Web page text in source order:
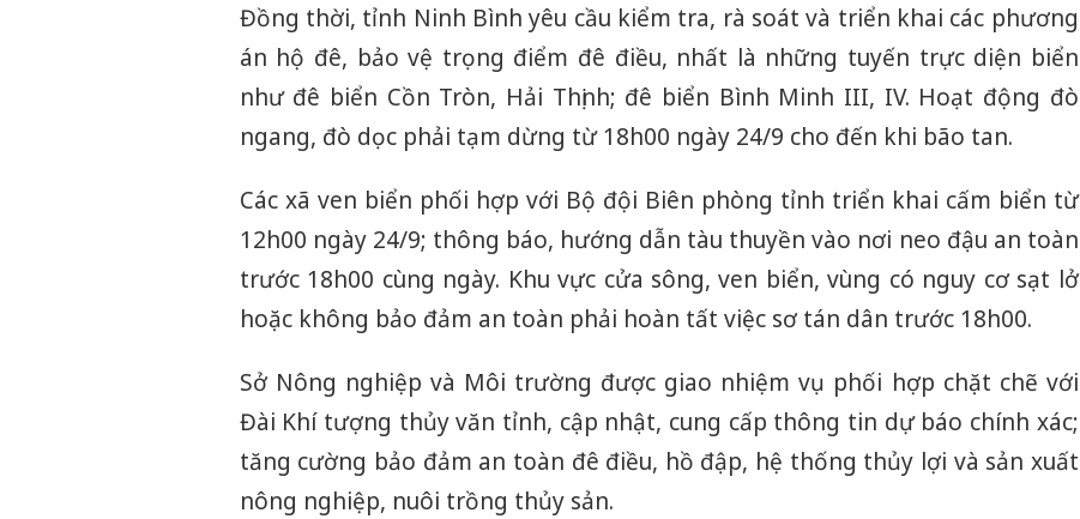
Đồng thời, tỉnh Ninh Bình yêu cầu kiểm tra, rà soát và triển khai các phương
án hộ đê, bảo vệ trọng điểm đê điều, nhất là những tuyến trực diện biển
như đê biển Cồn Tròn, Hải Thịnh; đê biển Bình Minh III, IV. Hoạt động đò
ngang, đò dọc phải tạm dừng từ 18h00 ngày 24/9 cho đến khi bão tan.
Các xã ven biển phối hợp với Bộ đội Biên phòng tỉnh triển khai cấm biển từ
12h00 ngày 24/9; thông báo, hướng dẫn tàu thuyền vào nơi neo đậu an toàn
trước 18h00 cùng ngày. Khu vực cửa sông, ven biển, vùng có nguy cơ sạt lở
hoặc không bảo đảm an toàn phải hoàn tất việc sơ tán dân trước 18h00.
Sở Nông nghiệp và Môi trường được giao nhiệm vụ phối hợp chặt chẽ với
Đài Khí tượng thủy văn tỉnh, cập nhật, cung cấp thông tin dự báo chính xác;
tăng cường bảo đảm an toàn đê điều, hồ đập, hệ thống thủy lợi và sản xuất
nông nghiệp, nuôi trồng thủy sản.